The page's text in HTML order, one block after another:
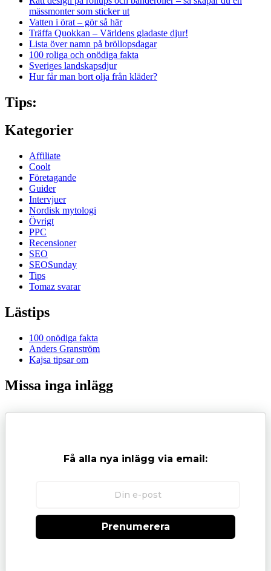
mässmonter som sticker ut
Vatten i örat – gör så här
Träffa Quokkan – Världens gladaste djur!
Lista över namn på bröllopsdagar
100 roliga och onödiga fakta
Sveriges landskapsdjur
Hur får man bort olja från kläder?
Tips:
Kategorier
Affiliate
Coolt
Företagande
Guider
Intervjuer
Nordisk mytologi
Övrigt
PPC
Recensioner
SEO
SEOSunday
Tips
Tomaz svarar
Lästips
100 onödiga fakta
Anders Granström
Kajsa tipsar om
Missa inga inlägg
Få alla nya inlägg via email:
Prenumerera